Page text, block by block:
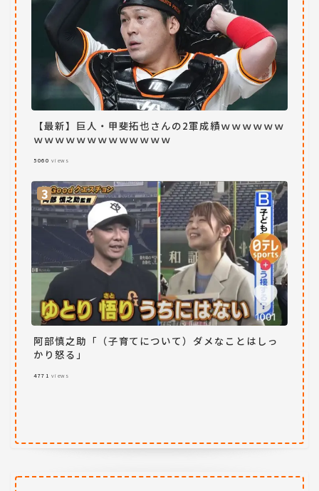
【最新】巨人・甲斐拓也さんの2軍成績ｗｗｗｗｗｗ
ｗｗｗｗｗｗｗｗｗｗｗｗｗ
5060 views
阿部慎之助「（子育てについて）ダメなことはしっ
かり怒る」
4771 views